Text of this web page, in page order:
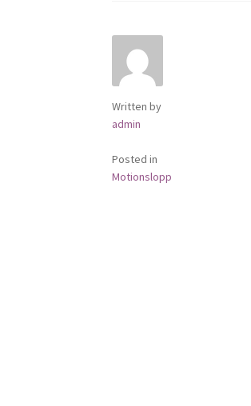
Written by
admin
Posted in
Motionslopp